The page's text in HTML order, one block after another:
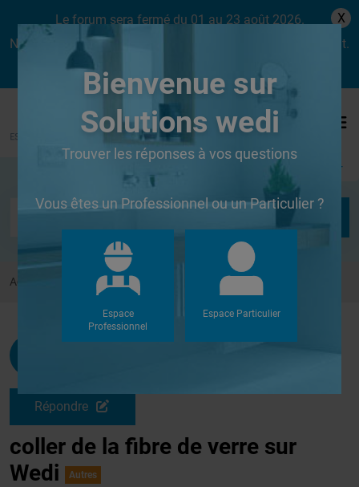
Le forum sera fermé du 01 au 23 août 2026.
Nous aurons le plaisir de vous retrouver dès le lundi 24 août.
X
Se connecter
Accueil Forums Autres coller de la fibre de verre sur Wedi
Francis
Répondre
coller de la fibre de verre sur
Wedi
Autres
Bienvenue sur
Solutions wedi
Trouver les réponses à vos questions
Vous êtes un Professionnel ou un Particulier ?
Espace
Professionnel
Espace Particulier